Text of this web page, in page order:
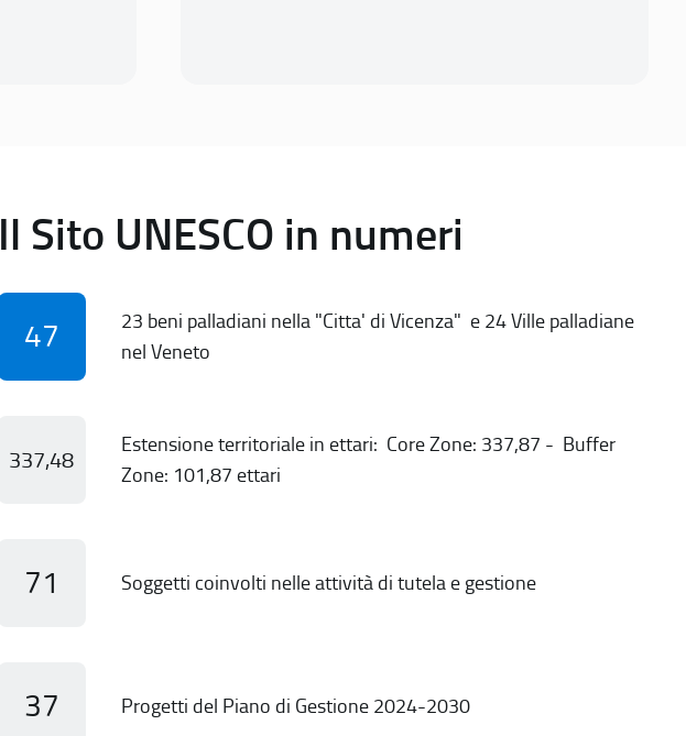
Il Sito UNESCO in numeri
47
23 beni palladiani nella "Citta' di Vicenza" e 24 Ville palladiane
nel Veneto
337,48
Estensione territoriale in ettari: Core Zone: 337,87 - Buffer
Zone: 101,87 ettari
71 Soggetti coinvolti nelle attività di tutela e gestione
37 Progetti del Piano di Gestione 2024-2030